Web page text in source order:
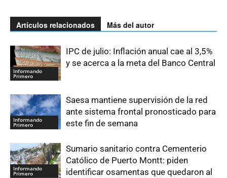
Artículos relacionados Más del autor
Informando
Primero
IPC de julio: Inflación anual cae al 3,5%
y se acerca a la meta del Banco Central
Informando
Primero
Saesa mantiene supervisión de la red
ante sistema frontal pronosticado para
este fin de semana
Informando
Primero
Sumario sanitario contra Cementerio
Católico de Puerto Montt: piden
identificar osamentas que quedaron al